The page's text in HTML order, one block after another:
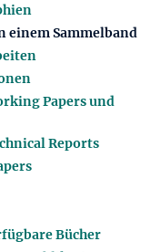
einem Sammelband
Papers und
Reports
Bücher